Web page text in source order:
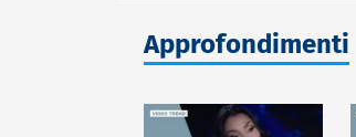
Approfondimenti